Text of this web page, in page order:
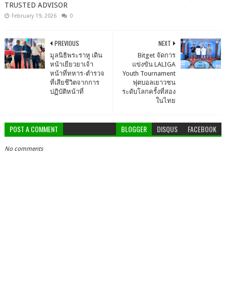
TRUSTED ADVISOR
February 19, 2026 0
NEXT
Bitget จัดการ
แข่งขัน LALIGA
Youth Tournament
ฟุตบอลเยาวชน
ระดับโลกครั้งที่สอง
ในไทย
PREVIOUS
มูลนิธิพระราหู เดิน
หน้าเยียวยาเจ้า
หน้าที่ทหาร-ตำรวจ
ที่เสียชีวิตจากการ
ปฏิบัติหน้าที่
POST A COMMENT BLOGGER DISQUS FACEBOOK
No comments